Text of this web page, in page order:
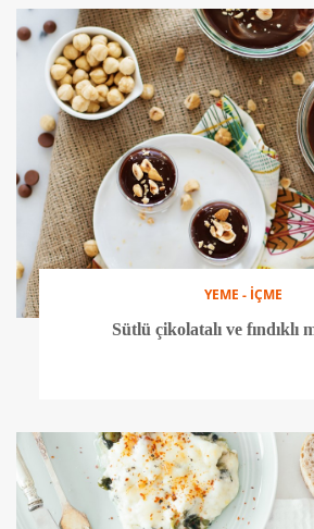
YEME - İÇME
Sütlü çikolatalı ve fındıklı